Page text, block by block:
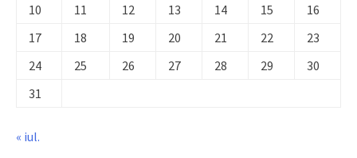
10
11 12 13 14 15
16
17
18 19 20 21 22
23
24
25 26 27 28 29
30
31
« iul.